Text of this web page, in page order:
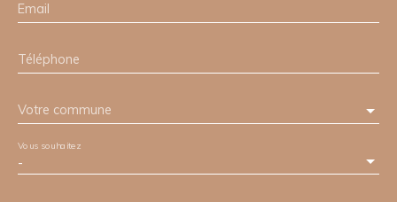
Email
Téléphone
Votre commune
-
Vous souhaitez